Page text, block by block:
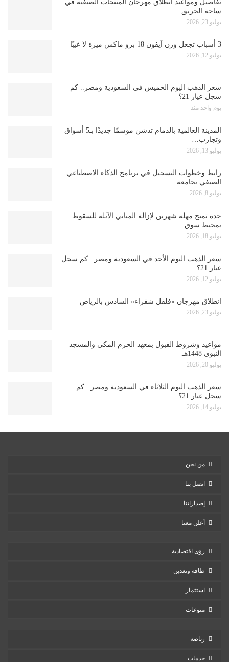
تفاصيل ومواعيد انطلاق مهرجان المنتجات الصيفية في
ساحة الحريق…
يوليو 23, 2026
3 أسباب تجعل وزن آيفون 18 برو ماكس ميزة لا عيبًا
يوليو 12, 2026
سعر الذهب اليوم الخميس في السعودية ومصر.. كم
سجل عيار 21؟
يوم واحد منذ
المدينة العالمية بالدمام تدشن موسمًا جديدًا بـ5 أسواق
وتجارب…
يوليو 13, 2026
رابط وخطوات التسجيل في برنامج الذكاء الاصطناعي
الصيفي بجامعة…
يوليو 8, 2026
جدة تمنح مهلة شهرين لإزالة المباني الآيلة للسقوط
بمحيط سوق…
يوليو 18, 2026
سعر الذهب اليوم الأحد في السعودية ومصر.. كم سجل
عيار 21؟
يوليو 12, 2026
انطلاق مهرجان «فلفل شقراء» السادس بالرياض
يوليو 23, 2026
مواعيد وشروط القبول بمعهد الحرم المكي والمسجد
النبوي 1448هـ
يوليو 20, 2026
سعر الذهب اليوم الثلاثاء في السعودية ومصر.. كم
سجل عيار 21؟
يوليو 14, 2026
من نحن
اتصل بنا
إصداراتنا
أعلن معنا
رؤى اقتصادية
طاقة وتعدين
استثمار
منوعات
رياضة
خدمات